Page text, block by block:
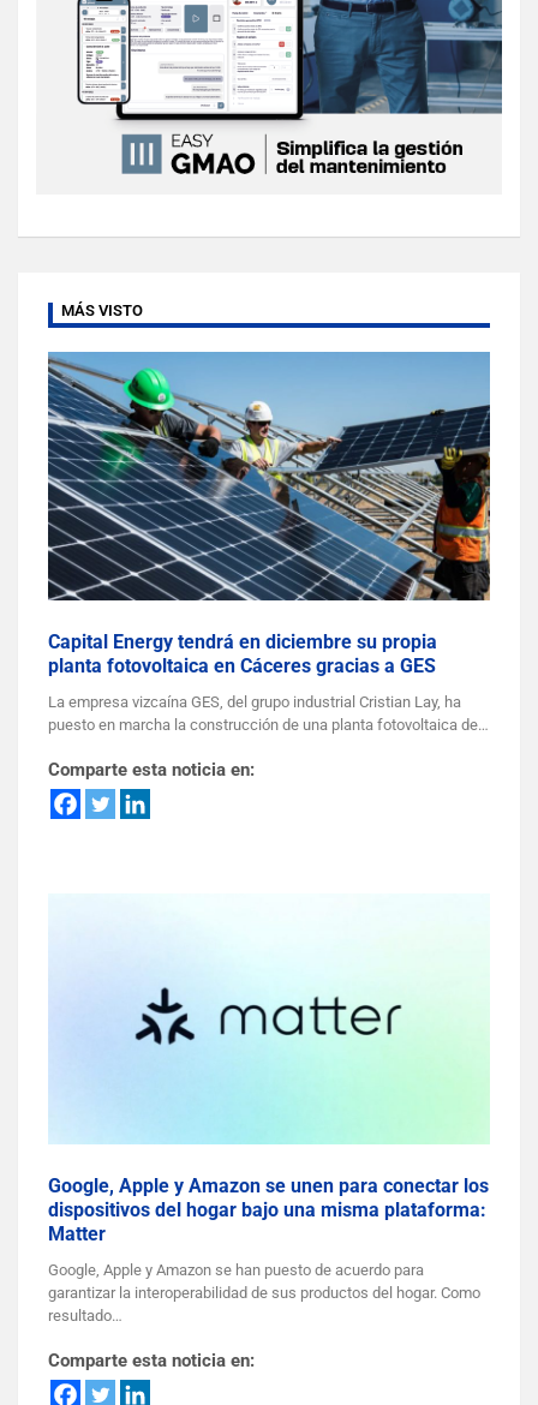
MÁS VISTO
Capital Energy tendrá en diciembre su propia
planta fotovoltaica en Cáceres gracias a GES
La empresa vizcaína GES, del grupo industrial Cristian Lay, ha
puesto en marcha la construcción de una planta fotovoltaica de…
Comparte esta noticia en:
Google, Apple y Amazon se unen para conectar los
dispositivos del hogar bajo una misma plataforma:
Matter
Google, Apple y Amazon se han puesto de acuerdo para
garantizar la interoperabilidad de sus productos del hogar. Como
resultado…
Comparte esta noticia en: